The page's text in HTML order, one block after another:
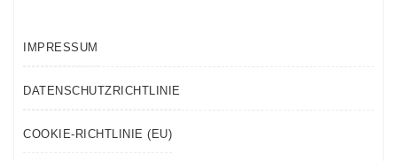
IMPRESSUM
DATENSCHUTZRICHTLINIE
COOKIE-RICHTLINIE (EU)